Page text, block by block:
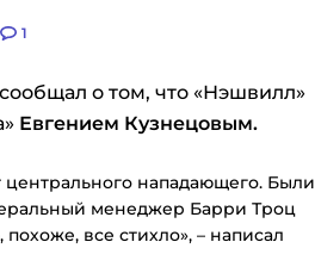
1
о том, что «Нэшвилл»
Евгением Кузнецовым.
нападающего. Были
менеджер Барри Троц
все стихло», – написал